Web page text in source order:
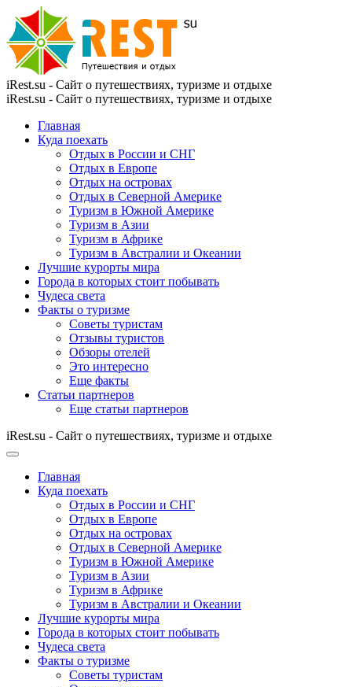
iRest.su - Сайт о путешествиях, туризме и отдыхе
iRest.su - Сайт о путешествиях, туризме и отдыхе
Главная
Куда поехать
Отдых в России и СНГ
Отдых в Европе
Отдых на островах
Отдых в Северной Америке
Туризм в Южной Америке
Туризм в Азии
Туризм в Африке
Туризм в Австралии и Океании
Лучшие курорты мира
Города в которых стоит побывать
Чудеса света
Факты о туризме
Советы туристам
Отзывы туристов
Обзоры отелей
Это интересно
Еще факты
Статьи партнеров
Еще статьи партнеров
iRest.su - Сайт о путешествиях, туризме и отдыхе
Главная
Куда поехать
Отдых в России и СНГ
Отдых в Европе
Отдых на островах
Отдых в Северной Америке
Туризм в Южной Америке
Туризм в Азии
Туризм в Африке
Туризм в Австралии и Океании
Лучшие курорты мира
Города в которых стоит побывать
Чудеса света
Факты о туризме
Советы туристам